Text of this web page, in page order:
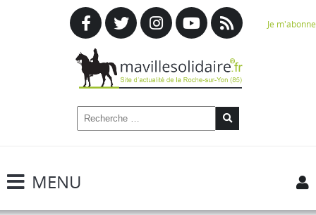
Je m'abonne
MENU